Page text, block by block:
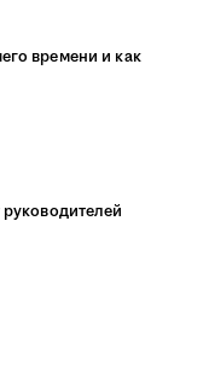
времени и как